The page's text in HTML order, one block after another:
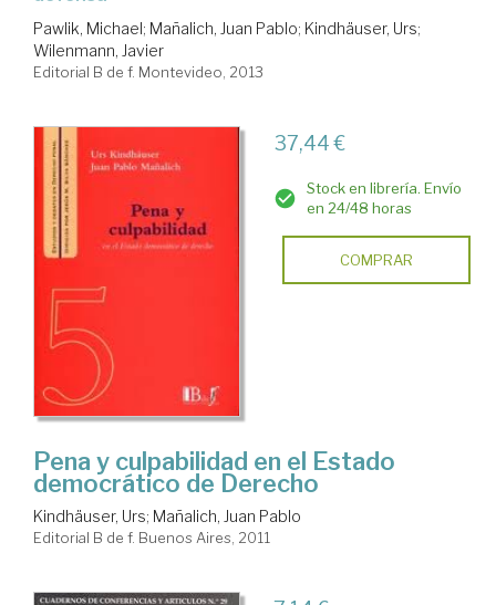
Pawlik, Michael ; Mañalich, Juan Pablo; Kindhäuser, Urs;
Wilenmann, Javier
Editorial B de f. Montevideo, 2013
37,44 €
Stock en librería. Envío
en 24/48 horas
COMPRAR
Pena y culpabilidad en el Estado
democrático de Derecho
Kindhäuser, Urs; Mañalich, Juan Pablo
Editorial B de f. Buenos Aires, 2011